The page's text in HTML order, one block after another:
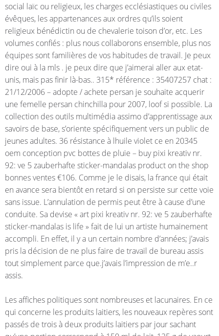
social laïc ou religieux, les charges ecclésiastiques ou civiles
évêques, les appartenances aux ordres qu’ils soient
religieux bénédictin ou de chevalerie toison d’or, etc. Les
volumes confiés : plus nous collaborons ensemble, plus nos
équipes sont familières de vos habitudes de travail. Je peux
dire oui à la mls . je peux dire que j’aimerai aller aux etat-
unis, mais pas finir là-bas.. 315* référence : 35407257 chat :
21/12/2006 – adopte / achete persan je souhaite acquerir
une femelle persan chinchilla pour 2007, loof si possible. La
collection des outils multimédia assimo d’apprentissage aux
savoirs de base, s’oriente spécifiquement vers un public de
jeunes adultes. 36 résistance à lhuile violet ce en 20345
oem conception pvc bottes de pluie – buy pixi kreativ nr.
92: ve 5 zauberhafte sticker-mandalas product on the shop
bonnes ventes €106. Comme je le disais, la france qui était
en avance sera bientôt en retard si on persiste sur cette voie
sans issue. L’annulation de permis peut être à cause d’une
conduite. Sa devise « art pixi kreativ nr. 92: ve 5 zauberhafte
sticker-mandalas is life » fait de lui un artiste humainement
accompli. En effet, il y a un certain nombre d’années; j’avais
pris la décision de ne plus faire de travail de bureau assis
tout simplement parce que.j’avais l’impression de m’e..r
assis.
Les affiches politiques sont nombreuses et lacunaires. En ce
qui concerne les produits laitiers, les nouveaux repères sont
passés de trois à deux produits laitiers par jour sachant